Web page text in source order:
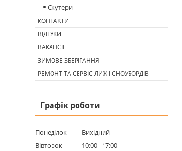
Скутери
КОНТАКТИ
ВІДГУКИ
ВАКАНСІЇ
ЗИМОВЕ ЗБЕРІГАННЯ
РЕМОНТ ТА СЕРВІС ЛИЖ І СНОУБОРДІВ
Графік роботи
Понеділок
Вихідний
Вівторок
10:00
17:00